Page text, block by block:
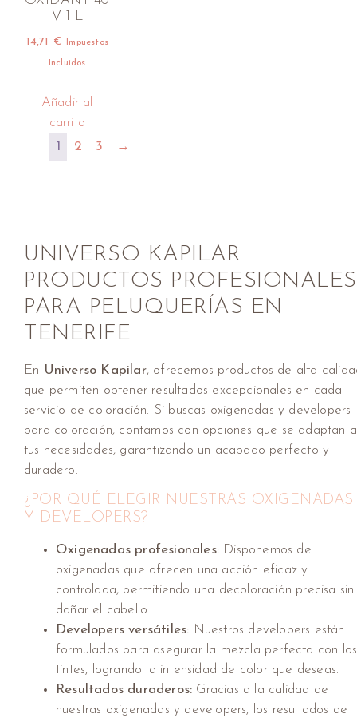
V 1 L
14,71 € Impuestos
Incluidos
Añadir al
carrito
1
2 3 →
UNIVERSO KAPILAR
PRODUCTOS PROFESIONALES
PARA PELUQUERÍAS EN
TENERIFE
En Universo Kapilar, ofrecemos productos de alta
que permiten obtener resultados excepcionales en cada
servicio de coloración. Si buscas oxigenadas y developers
para coloración, contamos con opciones que se adaptan a
tus necesidades, garantizando un acabado perfecto y
duradero.
¿POR QUÉ ELEGIR NUESTRAS OXIGENADAS
Y DEVELOPERS?
Oxigenadas profesionales: Disponemos de
oxigenadas que ofrecen una acción eficaz y
controlada, permitiendo una decoloración precisa sin
dañar el cabello.
Developers versátiles: Nuestros developers están
formulados para asegurar la mezcla perfecta con los
tintes, logrando la intensidad de color que deseas.
Resultados duraderos: Gracias a la calidad de
nuestras oxigenadas y developers, los resultados de